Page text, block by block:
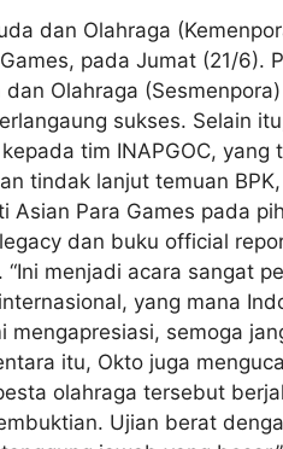
dan Olahraga
pada Jumat (21/6).
Olahraga
sukses. Selain
tim INAPGOC,
tindak lanjut temuan
Asian Para Games pada
dan buku official
menjadi acara sangat
yang mana
mengapresiasi, semoga
itu, Okto juga
olahraga tersebut
Ujian berat